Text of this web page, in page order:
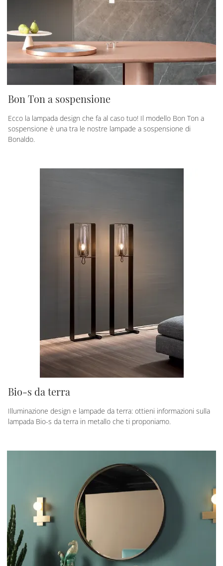
Bon Ton a sospensione
Ecco la lampada design che fa al caso tuo! Il modello Bon Ton a
sospensione è una tra le nostre lampade a sospensione di
Bonaldo.
Bio-s da terra
Illuminazione design e lampade da terra: ottieni informazioni sulla
lampada Bio-s da terra in metallo che ti proponiamo.